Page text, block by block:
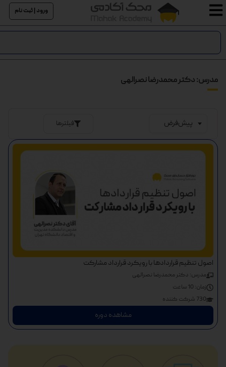
ورود | ثبت نام
مدرس: دکتر محمدرضا نصرالهی
فیلترها
اصول تنظیم قراردادها با رویکرد قرارداد مشارکت
مدرس: دکتر محمدرضا نصرالهی
زمان: 10 ساعت
730 شرکت کننده
مشاهده دوره